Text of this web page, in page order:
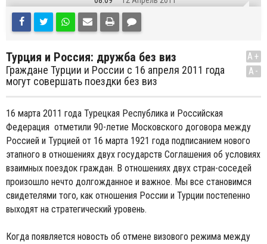
Турция и Россия: дружба без виз
Граждане Турции и России с 16 апреля 2011 года
могут совершать поездки без виз
A+
A-
16 марта 2011 года Турецкая Республика и Российская
Федерация отметили 90-летие Московского договора между
Россией и Турцией от 16 марта 1921 года подписанием нового
этапного в отношениях двух государств Соглашения об условиях
взаимных поездок граждан. В отношениях двух стран-соседей
произошло нечто долгожданное и важное. Мы все становимся
свидетелями того, как отношения России и Турции постепенно
выходят на стратегический уровень.
Когда появляется новость об отмене визового режима между